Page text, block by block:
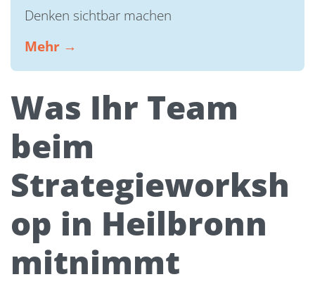
Denken sichtbar machen
Mehr →
Was Ihr Team
beim
Strategieworksh
op in Heilbronn
mitnimmt